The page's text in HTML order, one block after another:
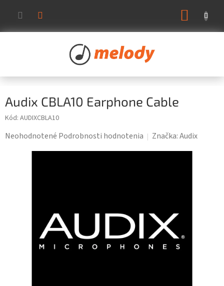
obsah
Audix CBLA10 Earphone Cable
Kód: AUDIXCBLA10
Priemerné
Neohodnotené Podrobnosti hodnotenia Značka:Audix